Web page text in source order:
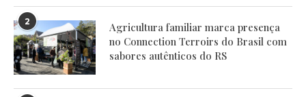
2
Agricultura familiar marca presença
no Connection Terroirs do Brasil com
sabores autênticos do RS